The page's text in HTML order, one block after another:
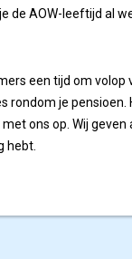
de AOW-leeftijd al
een tijd om volop
rondom je pensioen.
ons op. Wij geven
hebt.